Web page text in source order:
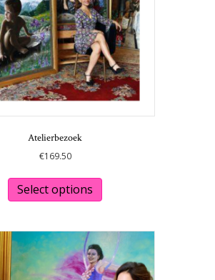
Atelierbezoek
€169.50
Select options
has
variants.
The
options
may